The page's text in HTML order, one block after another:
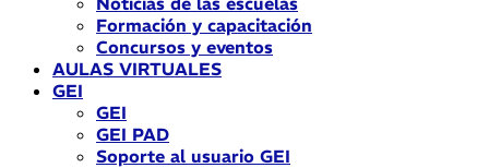
Formación y capacitación
Concursos y eventos
AULAS VIRTUALES
GEI
GEI
GEI PAD
Soporte al usuario GEI